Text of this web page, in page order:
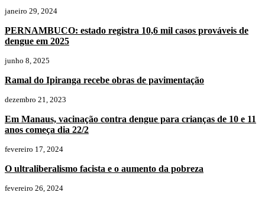
janeiro 29, 2024
PERNAMBUCO: estado registra 10,6 mil casos prováveis de
dengue em 2025
junho 8, 2025
Ramal do Ipiranga recebe obras de pavimentação
dezembro 21, 2023
Em Manaus, vacinação contra dengue para crianças de 10 e 11
anos começa dia 22/2
fevereiro 17, 2024
O ultraliberalismo facista e o aumento da pobreza
fevereiro 26, 2024